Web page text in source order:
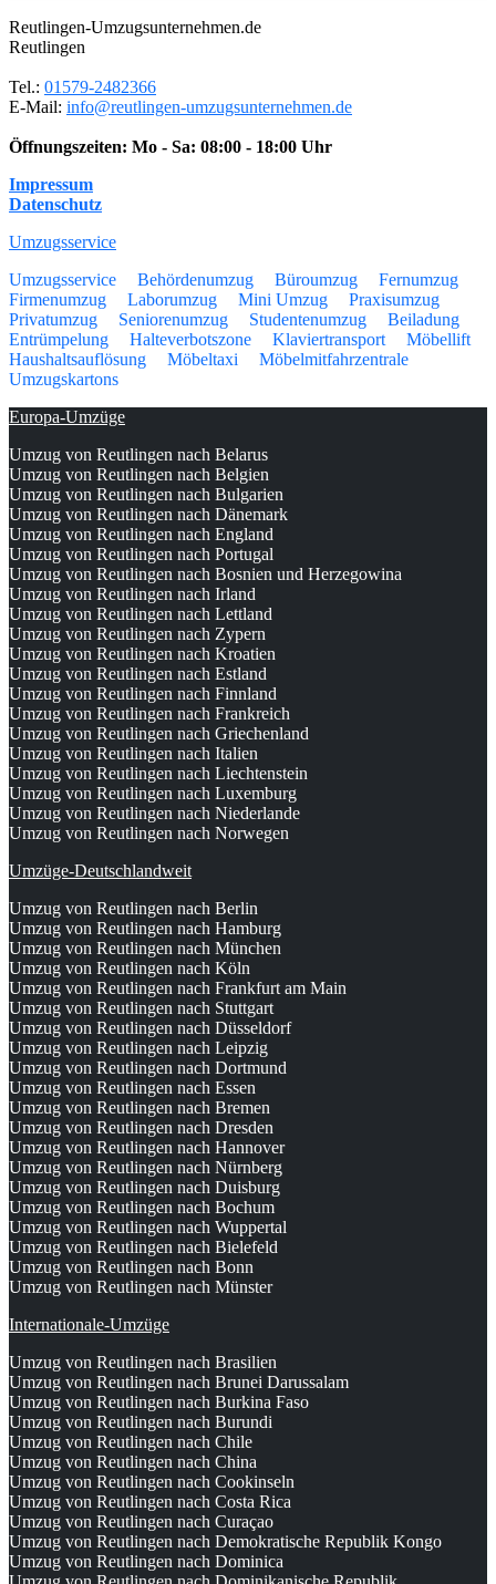
Reutlingen-Umzugsunternehmen.de
Reutlingen
Tel.: 01579-2482366
E-Mail: info@reutlingen-umzugsunternehmen.de
Öffnungszeiten: Mo - Sa: 08:00 - 18:00 Uhr
Impressum
Datenschutz
Umzugsservice
Umzugsservice
Behördenumzug Büroumzug
Fernumzug
Firmenumzug
Laborumzug Mini Umzug
Praxisumzug
Privatumzug
Seniorenumzug Studentenumzug
Beiladung
Entrümpelung
Halteverbotszone Klaviertransport
Möbellift
Haushaltsauflösung
Möbeltaxi
Möbelmitfahrzentrale
Umzugskartons
Europa-Umzüge
Umzug von Reutlingen nach Belarus
Umzug von Reutlingen nach Belgien
Umzug von Reutlingen nach Bulgarien
Umzug von Reutlingen nach Dänemark
Umzug von Reutlingen nach England
Umzug von Reutlingen nach Portugal
Umzug von Reutlingen nach Bosnien und Herzegowina
Umzug von Reutlingen nach Irland
Umzug von Reutlingen nach Lettland
Umzug von Reutlingen nach Zypern
Umzug von Reutlingen nach Kroatien
Umzug von Reutlingen nach Estland
Umzug von Reutlingen nach Finnland
Umzug von Reutlingen nach Frankreich
Umzug von Reutlingen nach Griechenland
Umzug von Reutlingen nach Italien
Umzug von Reutlingen nach Liechtenstein
Umzug von Reutlingen nach Luxemburg
Umzug von Reutlingen nach Niederlande
Umzug von Reutlingen nach Norwegen
Umzüge-Deutschlandweit
Umzug von Reutlingen nach Berlin
Umzug von Reutlingen nach Hamburg
Umzug von Reutlingen nach München
Umzug von Reutlingen nach Köln
Umzug von Reutlingen nach Frankfurt am Main
Umzug von Reutlingen nach Stuttgart
Umzug von Reutlingen nach Düsseldorf
Umzug von Reutlingen nach Leipzig
Umzug von Reutlingen nach Dortmund
Umzug von Reutlingen nach Essen
Umzug von Reutlingen nach Bremen
Umzug von Reutlingen nach Dresden
Umzug von Reutlingen nach Hannover
Umzug von Reutlingen nach Nürnberg
Umzug von Reutlingen nach Duisburg
Umzug von Reutlingen nach Bochum
Umzug von Reutlingen nach Wuppertal
Umzug von Reutlingen nach Bielefeld
Umzug von Reutlingen nach Bonn
Umzug von Reutlingen nach Münster
Internationale-Umzüge
Umzug von Reutlingen nach Brasilien
Umzug von Reutlingen nach Brunei Darussalam
Umzug von Reutlingen nach Burkina Faso
Umzug von Reutlingen nach Burundi
Umzug von Reutlingen nach Chile
Umzug von Reutlingen nach China
Umzug von Reutlingen nach Cookinseln
Umzug von Reutlingen nach Costa Rica
Umzug von Reutlingen nach Curaçao
Umzug von Reutlingen nach Demokratische Republik Kongo
Umzug von Reutlingen nach Dominica